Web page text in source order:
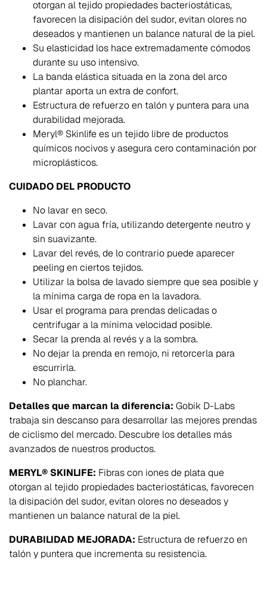
otorgan al tejido propiedades bacteriostáticas,
favorecen la disipación del sudor, evitan olores no
deseados y mantienen un balance natural de la piel.
Su elasticidad los hace extremadamente cómodos
durante su uso intensivo.
La banda elástica situada en la zona del arco
plantar aporta un extra de confort.
Estructura de refuerzo en talón y puntera para una
durabilidad mejorada.
Meryl® Skinlife es un tejido libre de productos
químicos nocivos y asegura cero contaminación por
microplásticos.
CUIDADO DEL PRODUCTO
No lavar en seco.
Lavar con agua fría, utilizando detergente neutro y
sin suavizante.
Lavar del revés, de lo contrario puede aparecer
peeling en ciertos tejidos.
Utilizar la bolsa de lavado siempre que sea posible y
la mínima carga de ropa en la lavadora.
Usar el programa para prendas delicadas o
centrifugar a la mínima velocidad posible.
Secar la prenda al revés y a la sombra.
No dejar la prenda en remojo, ni retorcerla para
escurrirla.
No planchar.
Detalles que marcan la diferencia: Gobik D-Labs
trabaja sin descanso para desarrollar las mejores prendas
de ciclismo del mercado. Descubre los detalles más
avanzados de nuestros productos.
MERYL® SKINLIFE: Fibras con iones de plata que
otorgan al tejido propiedades bacteriostáticas, favorecen
la disipación del sudor, evitan olores no deseados y
mantienen un balance natural de la piel.
DURABILIDAD MEJORADA: Estructura de refuerzo en
talón y puntera que incrementa su resistencia.